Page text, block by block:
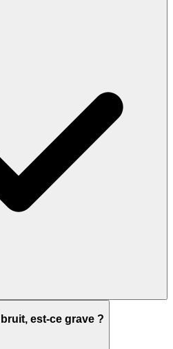
est-ce grave ?